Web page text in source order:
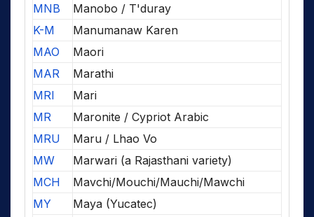
MNB
Manobo / T'duray
K-M
Manumanaw Karen
MAO
Maori
MAR
Marathi
MRI
Mari
MR
Maronite / Cypriot Arabic
MRU
Maru / Lhao Vo
MW
Marwari (a Rajasthani variety)
MCH
Mavchi/Mouchi/Mauchi/Mawchi
MY
Maya (Yucatec)